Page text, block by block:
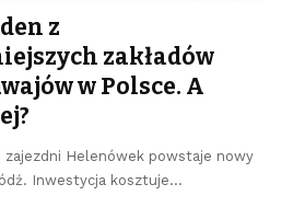
z
zakładów
w Polsce. A
Helenówek powstaje nowy
Inwestycja kosztuje…